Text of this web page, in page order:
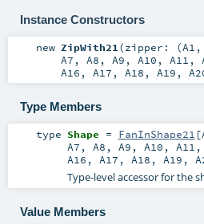
Instance Constructors
new ZipWith21(zipper: (A1 ,
A7 , A8 , A9 , A10 , A11 ,
A16 , A17 , A18 , A19 ,
Type Members
type Shape = FanInShape21 [
A7 , A8 , A9 , A10 , A11 ,
A16 , A17 , A18 , A19 ,
Type-level accessor for the
Value Members